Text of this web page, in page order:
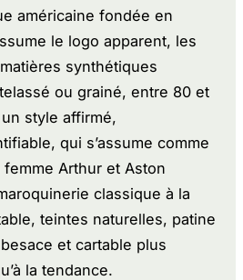
américaine fondée en
le logo apparent, les
synthétiques
ou grainé, entre 80 et
style affirmé,
qui s’assume comme
Arthur et Aston
classique à la
teintes naturelles, patine
et cartable plus
la tendance.